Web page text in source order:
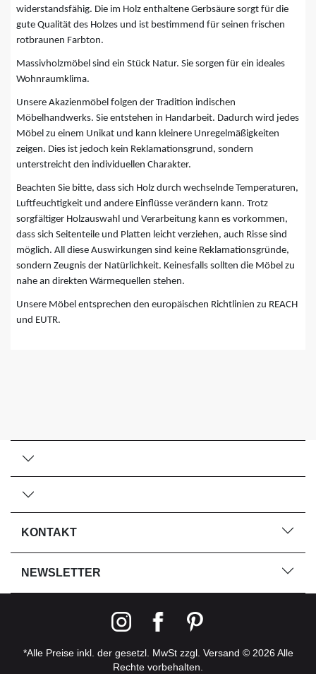
widerstandsfähig. Die im Holz enthaltene Gerbsäure sorgt für die
gute Qualität des Holzes und ist bestimmend für seinen frischen
rotbraunen Farbton.
Massivholzmöbel sind ein Stück Natur. Sie sorgen für ein ideales
Wohnraumklima.
Unsere Akazienmöbel folgen der Tradition indischen
Möbelhandwerks. Sie entstehen in Handarbeit. Dadurch wird jedes
Möbel zu einem Unikat und kann kleinere Unregelmäßigkeiten
zeigen. Dies ist jedoch kein Reklamationsgrund, sondern
unterstreicht den individuellen Charakter.
Beachten Sie bitte, dass sich Holz durch wechselnde Temperaturen,
Luftfeuchtigkeit und andere Einflüsse verändern kann. Trotz
sorgfältiger Holzauswahl und Verarbeitung kann es vorkommen,
dass sich Seitenteile und Platten leicht verziehen, auch Risse sind
möglich. All diese Auswirkungen sind keine Reklamationsgründe,
sondern Zeugnis der Natürlichkeit. Keinesfalls sollten die Möbel zu
nahe an direkten Wärmequellen stehen.
Unsere Möbel entsprechen den europäischen Richtlinien zu REACH
und EUTR.
KONTAKT
NEWSLETTER
*Alle Preise inkl. der gesetzl. MwSt zzgl. Versand © 2026 Alle
Rechte vorbehalten.